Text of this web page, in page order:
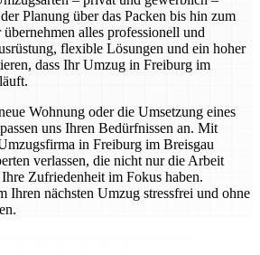
Planung über das Packen bis hin zum
alles professionell und
flexible Lösungen und ein hoher
dass Ihr Umzug in Freiburg im
Wohnung oder die Umsetzung eines
uns Ihren Bedürfnissen an. Mit
in Freiburg im Breisgau
verlassen, die nicht nur die Arbeit
Zufriedenheit im Fokus haben.
Ihren nächsten Umzug stressfrei und ohne